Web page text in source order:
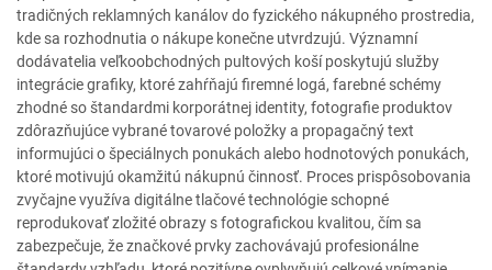
tradičných reklamných kanálov do fyzického nákupného prostredia,
kde sa rozhodnutia o nákupe konečne utvrdzujú. Významní
dodávatelia veľkoobchodných pultových koší poskytujú služby
integrácie grafiky, ktoré zahŕňajú firemné logá, farebné schémy
zhodné so štandardmi korporátnej identity, fotografie produktov
zdôrazňujúce vybrané tovarové položky a propagačný text
informujúci o špeciálnych ponukách alebo hodnotových ponukách,
ktoré motivujú okamžitú nákupnú činnosť. Proces prispôsobovania
zvyčajne využíva digitálne tlačové technológie schopné
reprodukovať zložité obrazy s fotografickou kvalitou, čím sa
zabezpečuje, že značkové prvky zachovávajú profesionálne